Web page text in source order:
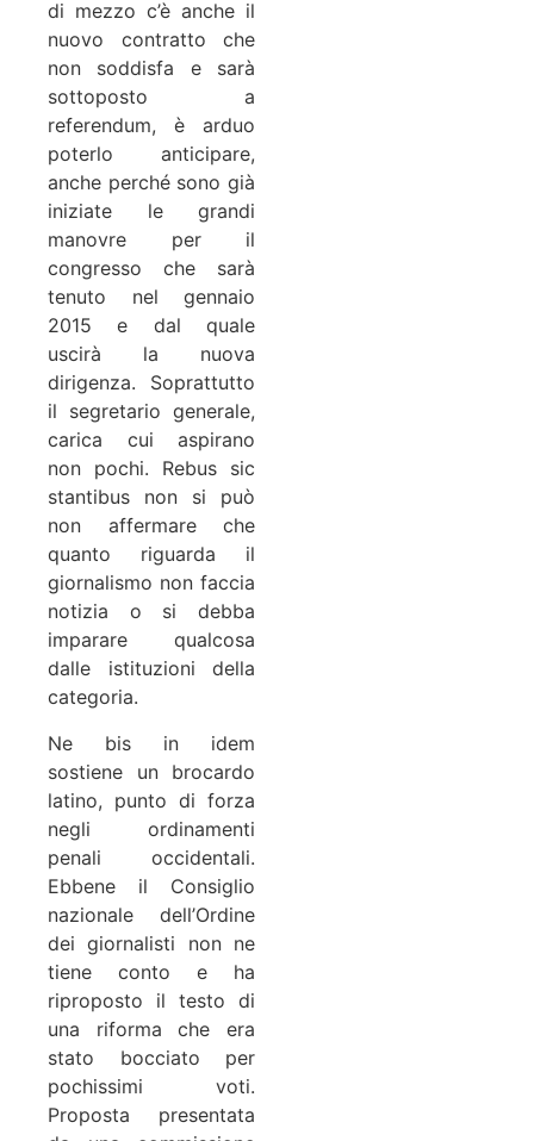
di mezzo c’è anche il
nuovo contratto che
non soddisfa e sarà
sottoposto a
referendum, è arduo
poterlo anticipare,
anche perché sono già
iniziate le grandi
manovre per il
congresso che sarà
tenuto nel gennaio
2015 e dal quale
uscirà la nuova
dirigenza. Soprattutto
il segretario generale,
carica cui aspirano
non pochi. Rebus sic
stantibus non si può
non affermare che
quanto riguarda il
giornalismo non faccia
notizia o si debba
imparare qualcosa
dalle istituzioni della
categoria.
Ne bis in idem
sostiene un brocardo
latino, punto di forza
negli ordinamenti
penali occidentali.
Ebbene il Consiglio
nazionale dell’Ordine
dei giornalisti non ne
tiene conto e ha
riproposto il testo di
una riforma che era
stato bocciato per
pochissimi voti.
Proposta presentata